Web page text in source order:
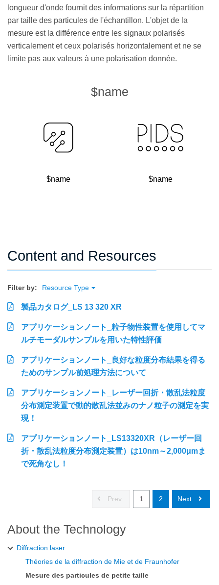
longueur d'onde fournit des informations sur la répartition
par taille des particules de l'échantillon. L'objet de la
mesure est la différence entre les signaux polarisés
verticalement et ceux polarisés horizontalement et ne se
limite pas aux valeurs à une polarisation donnée.
$name
$name $name
Content and Resources
Filter by: Resource Type
製品カタログ_LS 13 320 XR
アプリケーションノート_粒子物性装置を使用してマ
ルチモーダルサンプルを用いた特性評価
アプリケーションノート_良好な粒度分布結果を得る
ためのサンプル前処理方法について
アプリケーションノート_レーザー回折・散乱法粒度
分布測定装置で動的散乱法並みのナノ粒子の測定を実
現！
アプリケーションノート_LS13320XR（レーザー回
折・散乱法粒度分布測定装置）は10nm～2,000μmま
で死角なし！
Prev 1 2 Next
About the Technology
Diffraction laser
Théories de la diffraction de Mie et de Fraunhofer
Mesure des particules de petite taille